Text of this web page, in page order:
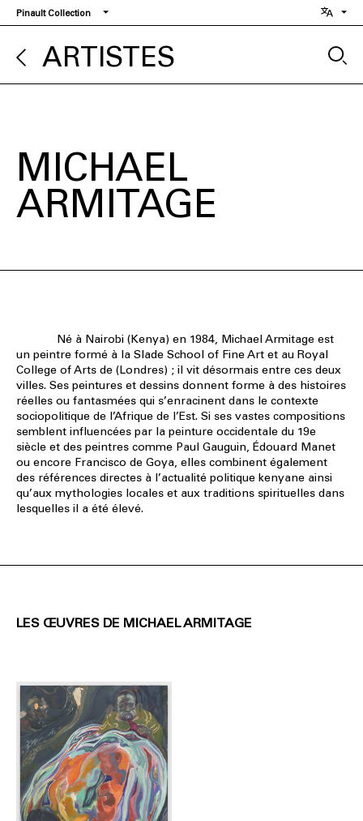
Aller
au
contenu
principal
Pinault Collection
ARTISTES
MICHAEL
ARMITAGE
Né à Nairobi (Kenya) en 1984, Michael Armitage est
un peintre formé à la Slade School of Fine Art et au Royal
College of Arts de (Londres) ; il vit désormais entre ces deux
villes. Ses peintures et dessins donnent forme à des histoires
réelles ou fantasmées qui s’enracinent dans le contexte
sociopolitique de l’Afrique de l’Est. Si ses vastes compositions
semblent influencées par la peinture occidentale du 19e
siècle et des peintres comme Paul Gauguin, Édouard Manet
ou encore Francisco de Goya, elles combinent également
des références directes à l’actualité politique kenyane ainsi
qu’aux mythologies locales et aux traditions spirituelles dans
lesquelles il a été élevé.
LES ŒUVRES DE MICHAEL ARMITAGE